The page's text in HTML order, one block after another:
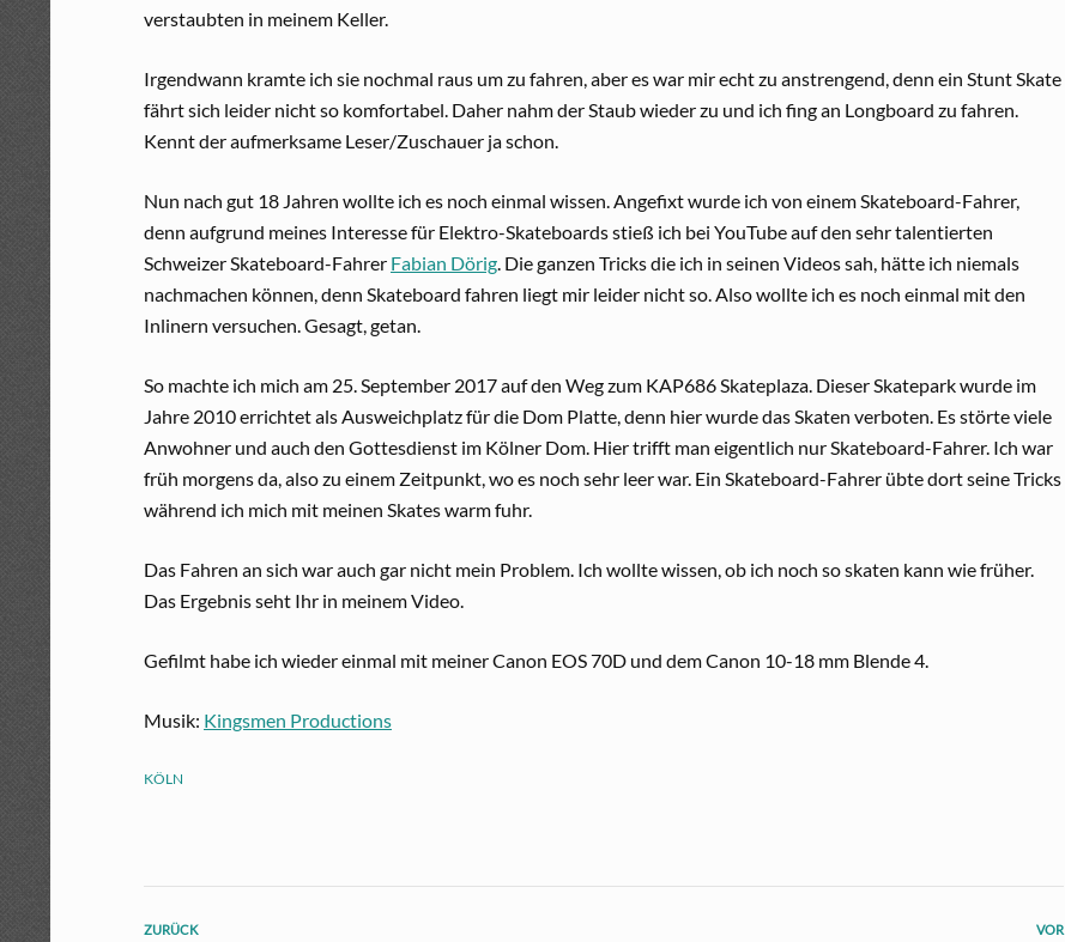
verstaubten in meinem Keller.
Irgendwann kramte ich sie nochmal raus um zu fahren, aber es war mir echt zu anstrengend, denn ein Stunt Skate
fährt sich leider nicht so komfortabel. Daher nahm der Staub wieder zu und ich fing an Longboard zu fahren.
Kennt der aufmerksame Leser/Zuschauer ja schon.
Nun nach gut 18 Jahren wollte ich es noch einmal wissen. Angefixt wurde ich von einem Skateboard-Fahrer,
denn aufgrund meines Interesse für Elektro-Skateboards stieß ich bei YouTube auf den sehr talentierten
Schweizer Skateboard-Fahrer Fabian Dörig. Die ganzen Tricks die ich in seinen Videos sah, hätte ich niemals
nachmachen können, denn Skateboard fahren liegt mir leider nicht so. Also wollte ich es noch einmal mit den
Inlinern versuchen. Gesagt, getan.
So machte ich mich am 25. September 2017 auf den Weg zum KAP686 Skateplaza. Dieser Skatepark wurde im
Jahre 2010 errichtet als Ausweichplatz für die Dom Platte, denn hier wurde das Skaten verboten. Es störte viele
Anwohner und auch den Gottesdienst im Kölner Dom. Hier trifft man eigentlich nur Skateboard-Fahrer. Ich war
früh morgens da, also zu einem Zeitpunkt, wo es noch sehr leer war. Ein Skateboard-Fahrer übte dort seine Tricks
während ich mich mit meinen Skates warm fuhr.
Das Fahren an sich war auch gar nicht mein Problem. Ich wollte wissen, ob ich noch so skaten kann wie früher.
Das Ergebnis seht Ihr in meinem Video.
Gefilmt habe ich wieder einmal mit meiner Canon EOS 70D und dem Canon 10-18 mm Blende 4.
Musik: Kingsmen Productions
KÖLN
ZURÜCK VOR